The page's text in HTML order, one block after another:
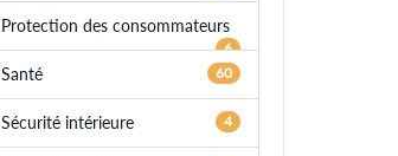
Protection des consommateurs
6
Santé 60
Sécurité intérieure 4